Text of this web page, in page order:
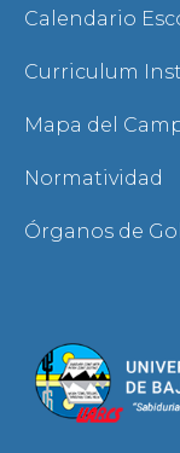
Calendario
Curriculum
Mapa del
Normatividad
Órganos de